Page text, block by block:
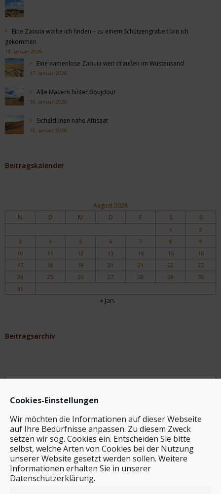
Cookies-Einstellungen
Wir möchten die Informationen auf dieser Webseite
auf Ihre Bedürfnisse anpassen. Zu diesem Zweck
setzen wir sog. Cookies ein. Entscheiden Sie bitte
selbst, welche Arten von Cookies bei der Nutzung
unserer Website gesetzt werden sollen. Weitere
Informationen erhalten Sie in unserer
Datenschutzerklärung.
Eine Zaouia wollte ich finden – zu einem Schützengraben bin ich
gekommen
18. Januar 2026
Eine namenlose Zaouia weit draußen im Wüstensand
17. Januar 2026
Alte Mauern hinter Boujdour
16. Januar 2026
Sicheldünen nahe Aftisaat
15. Januar 2026
Beitragskalender
August 2026
M D M D F S S
1
2
3
4 5 6 7 8
9
10
11 12 13 14 15
16
17
18 19 20 21 22
23
24
25 26 27 28 29
30
31
« Jan.
Beitragsarchiv
Archiv
Stichwortsuche